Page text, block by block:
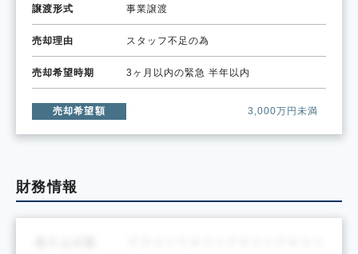
譲渡形式 事業譲渡
売却理由 スタッフ不足の為
売却希望時期 3ヶ月以内の緊急 半年以内
売却希望額 3,000万円未満
財務情報